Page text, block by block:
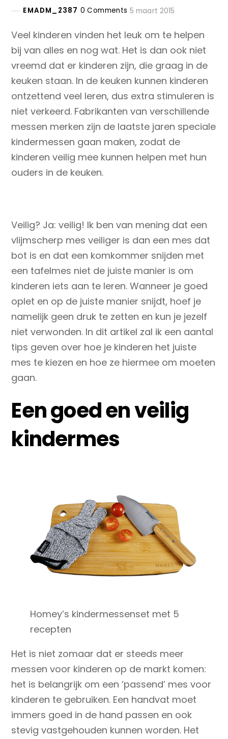
EMADM_2387 0 Comments 5 maart 2015
Veel kinderen vinden het leuk om te helpen
bij van alles en nog wat. Het is dan ook niet
vreemd dat er kinderen zijn, die graag in de
keuken staan. In de keuken kunnen kinderen
ontzettend veel leren, dus extra stimuleren is
niet verkeerd. Fabrikanten van verschillende
messen merken zijn de laatste jaren speciale
kindermessen gaan maken, zodat de
kinderen veilig mee kunnen helpen met hun
ouders in de keuken.
Veilig? Ja: veilig! Ik ben van mening dat een
vlijmscherp mes veiliger is dan een mes dat
bot is en dat een komkommer snijden met
een tafelmes niet de juiste manier is om
kinderen iets aan te leren. Wanneer je goed
oplet en op de juiste manier snijdt, hoef je
namelijk geen druk te zetten en kun je jezelf
niet verwonden. In dit artikel zal ik een aantal
tips geven over hoe je kinderen het juiste
mes te kiezen en hoe ze hiermee om moeten
gaan.
Een goed en veilig
kindermes
Homey’s kindermessenset met 5
recepten
Het is niet zomaar dat er steeds meer
messen voor kinderen op de markt komen:
het is belangrijk om een ‘passend’ mes voor
kinderen te gebruiken. Een handvat moet
immers goed in de hand passen en ook
stevig vastgehouden kunnen worden. Het